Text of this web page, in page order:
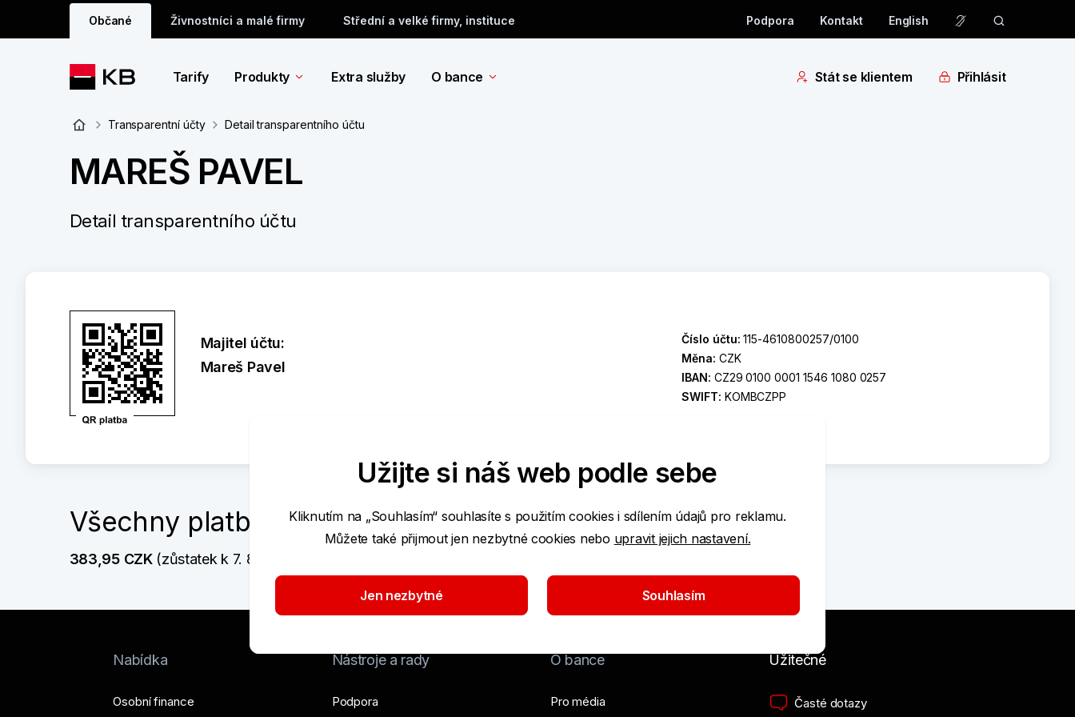
Občané Živnostníci a malé firmy Střední a velké firmy, instituce Podpora Kontakt English
Tarify Produkty Extra služby O bance Stát se klientem Přihlásit
Transparentní účty Detail transparentního účtu
MAREŠ PAVEL
Detail transparentního účtu
Majitel účtu:
Mareš Pavel
Číslo účtu:115-4610800257/0100
Měna: CZK
IBAN: CZ29 0100 0001 1546 1080 0257
SWIFT: KOMBCZPP
Všechny platby
383,95 CZK (zůstatek k 7. 8. 2026  18:16)
Nabídka
Osobní finance
Nástroje a rady
Podpora
O bance
Pro média
Užitečné
Časté dotazy
Užijte si náš web podle sebe
Kliknutím na „Souhlasím“ souhlasíte s použitím cookies i sdílením údajů pro reklamu.
Můžete také přijmout jen nezbytné cookies nebo upravit jejich nastavení.
Jen nezbytné Souhlasím